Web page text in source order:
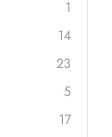
1
14
23
5
17